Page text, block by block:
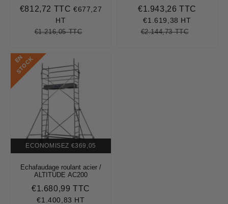
Prix
€812,72 TTC €812,72
€677,27
HT
Prix
€1.216,05 TTC€1.216,05
Prix
réduit
€1.943,26 TTC
€1.619,38 HT
Prix
€2.144,73 TTC€2.144,73
E
N
S
T
O
C
K
ECONOMISEZ €369,05
Echafaudage roulant acier /
ALTITUDE AC200
Prix
réduit
€1.680,99 TTC
€1.400,83 HT